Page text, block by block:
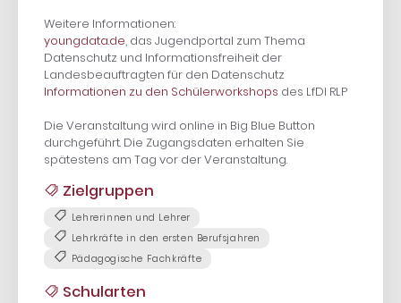
Weitere Informationen:
youngdata.de, das Jugendportal zum Thema
Datenschutz und Informationsfreiheit der
Landesbeauftragten für den Datenschutz
Informationen zu den Schülerworkshops des LfDI RLP
Die Veranstaltung wird online in Big Blue Button
durchgeführt. Die Zugangsdaten erhalten Sie
spätestens am Tag vor der Veranstaltung.
Zielgruppen
Lehrerinnen und Lehrer
Lehrkräfte in den ersten Berufsjahren
Pädagogische Fachkräfte
Schularten